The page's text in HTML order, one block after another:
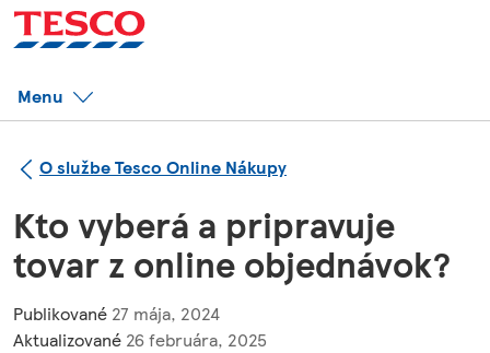
Menu
O službe Tesco Online Nákupy
Kto vyberá a pripravuje
tovar z online objednávok?
Publikované 27 mája, 2024
Aktualizované 26 februára, 2025